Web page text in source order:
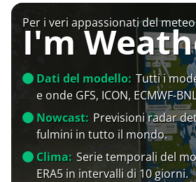
Per i veri appassionati del
I'm
Dati del modello: Tutti i
e onde GFS, ICON, ECMWF-
Nowcast: Previsioni radar
fulmini in tutto il mondo.
Clima: Serie temporali del
ERA5 in intervalli di 10 giorni.